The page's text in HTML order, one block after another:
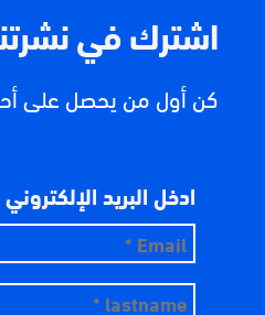
اشترك في
كن أول من يحصل على
ادخل البريد الإلكتروني